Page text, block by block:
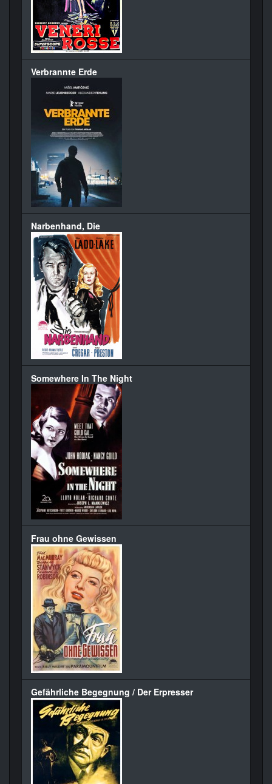
Verbrannte Erde
Narbenhand, Die
Somewhere In The Night
Frau ohne Gewissen
Gefährliche Begegnung / Der Erpresser